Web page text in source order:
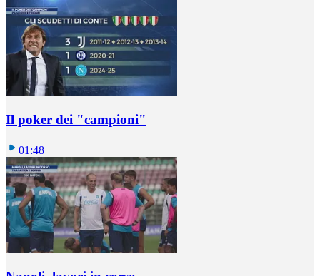
Il poker dei "campioni"
01:48